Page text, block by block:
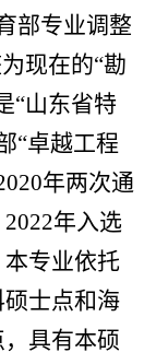
部专业调整
现在的“勘
“山东省特
“卓越工程
年两次通
2022年入选
专业依托
士点和海
具有本硕